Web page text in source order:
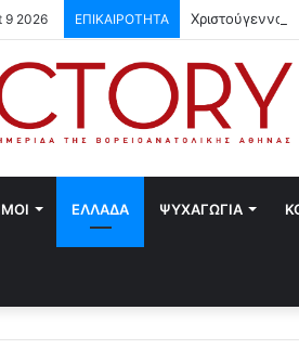
9 2026 ΕΠΙΚΑΙΡΟΤΗΤΑ Χριστούγεννα
ΕΛΛΑΔΑ ΨΥΧΑΓΩΓΙΑ